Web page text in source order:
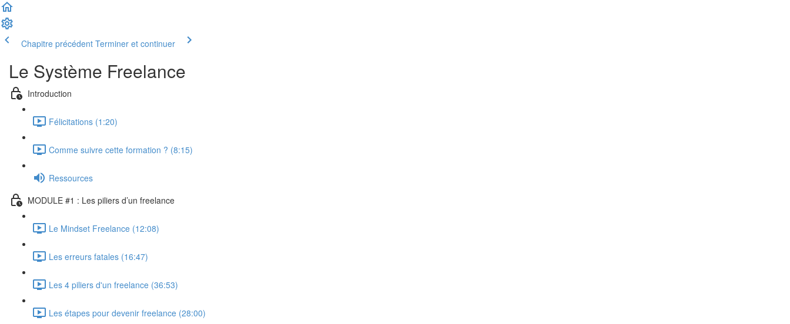
Chapitre précédent Terminer et continuer
Le Système Freelance
Introduction
Félicitations (1:20)
Comme suivre cette formation ? (8:15)
Ressources
MODULE #1 : Les piliers d’un freelance
Le Mindset Freelance (12:08)
Les erreurs fatales (16:47)
Les 4 piliers d'un freelance (36:53)
Les étapes pour devenir freelance (28:00)